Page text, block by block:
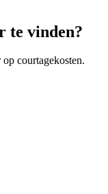
te vinden?
courtagekosten.